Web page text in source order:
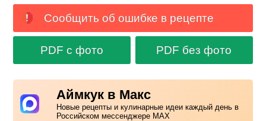
Сообщить об ошибке в рецепте
PDF с фото PDF без фото
Аймкук в Макс
Новые рецепты и кулинарные идеи каждый день в
Российском мессенджере MAX